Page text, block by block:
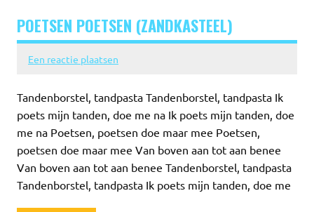
POETSEN POETSEN (ZANDKASTEEL)
Een reactie plaatsen
Tandenborstel, tandpasta Tandenborstel, tandpasta Ik
poets mijn tanden, doe me na Ik poets mijn tanden, doe
me na Poetsen, poetsen doe maar mee Poetsen,
poetsen doe maar mee Van boven aan tot aan benee
Van boven aan tot aan benee Tandenborstel, tandpasta
Tandenborstel, tandpasta Ik poets mijn tanden, doe me